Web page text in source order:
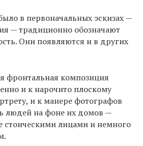
в первоначальных эскизах —
— традиционно обозначают
Они появляются и в других
фронтальная композиция
и к нарочито плоскому
и к манере фотографов
людей на фоне их домов —
стоическими лицами и немного